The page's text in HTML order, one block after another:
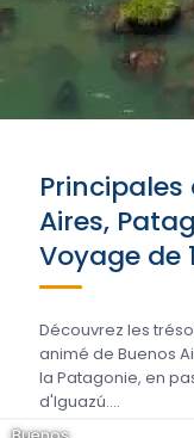
Aires,
Voyage de
Découvrez les
animé de Buenos
la Patagonie, en
d'Iguazú....